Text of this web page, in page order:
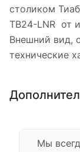
столиком
TB24-LNR от
Внешний вид,
технические
Мы